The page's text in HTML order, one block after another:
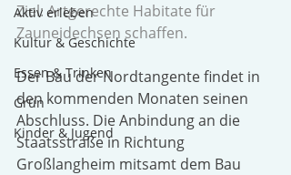
Aktiv erleben
Kultur & Geschichte
Essen & Trinken
Grün
Kinder & Jugend
Ziel: Artgerechte Habitate für
Zauneidechsen schaffen.
Der Bau der Nordtangente findet in
den kommenden Monaten seinen
Abschluss. Die Anbindung an die
Staatsstraße in Richtung
Großlangheim mitsamt dem Bau